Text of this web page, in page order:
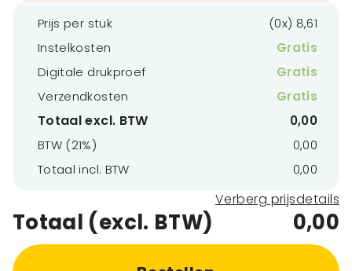
Prijs per stuk
(0x) 8,61
Instelkosten
Gratis
Digitale drukproef
Gratis
Verzendkosten
Gratis
Totaal excl. BTW
0,00
BTW (21%)
0,00
Totaal incl. BTW
0,00
Verberg prijsdetails
Totaal (excl. BTW) 0,00